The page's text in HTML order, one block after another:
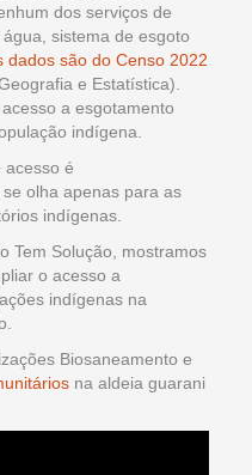
dos serviços de
sistema de esgoto
dados são do Censo 2022
e Estatística).
a esgotamento
indígena.
acesso é
olha apenas para as
indígenas.
Tem Solução, mostramos
o acesso a
indígenas na
Biosaneamento e
na aldeia guarani